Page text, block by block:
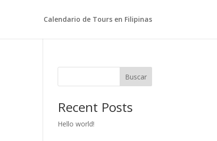
Calendario de Tours en Filipinas
Buscar
Recent Posts
Hello world!